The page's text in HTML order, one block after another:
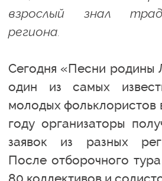
взрослый знал
региона.
Сегодня «Песни родины
один из самых
молодых фольклористов
году организаторы
заявок из разных
После отборочного